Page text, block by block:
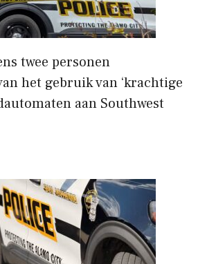
twee personen
het gebruik van ‘krachtige
aan Southwest